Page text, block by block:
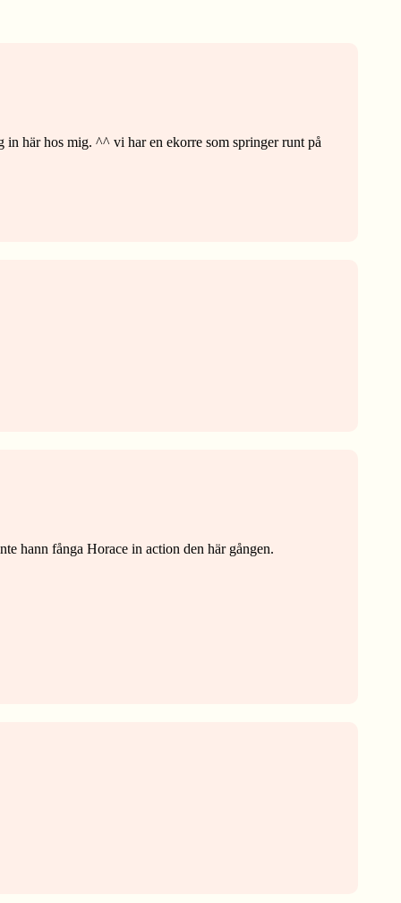
här hos mig. ^^ vi har en ekorre som springer runt på
hann fånga Horace in action den här gången.